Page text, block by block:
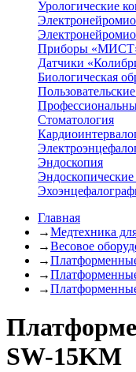
Урологические
Приборы
Датчики
Биологическая
Стоматология
Эндоскопия
Главная
→Медтехника
→Весовое
→
→
→
SW-15KM